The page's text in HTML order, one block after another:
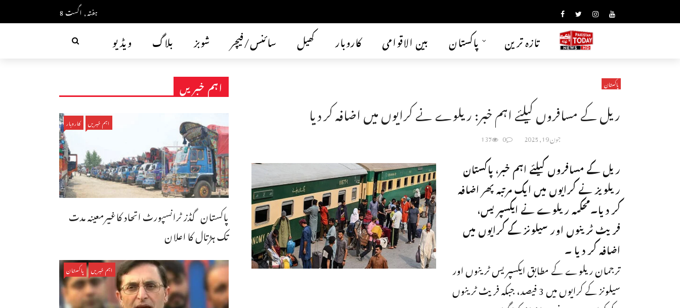
ہفتہ, اگست 8
ویڈیو بلاگ شوبز سائنس/فیچر کھیل کاروبار بین الاقوامی پاکستان تازہ ترین
پاکستان
ریل کے مسافروں کیلئے اہم خبر: ریلوے نے کرایوں میں اضافہ کر دیا
جون 19, 2025 0
137
ریل کے مسافروں کیلئے اہم خبر، پاکستان
ریلویز نے کرایوں میں ایک مرتبہ پھر اضافہ
کر دیا۔محکمہ ریلوے نے ایکسپریس،
فریٹ ٹرینوں اور سیلونز کے کرایوں میں
اضافہ کر دیا ۔
ترجمان ریلوے کے مطابق ایکسپریس ٹرینوں اور
سیلونز کے کرایوں میں 3 فیصد، جبکہ فریٹ ٹرینوں
اہم خبریں
اہم خبریں کاروبار
پاکستان گڈز ٹرانسپورٹ اتحاد کاغیرمعینہ مدت
تک ہڑتال کا اعلان
اہم خبریں پاکستان